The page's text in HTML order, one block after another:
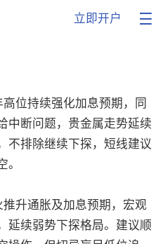
立即开户
位持续强化加息预期，同
中断问题，贵金属走势延续
不排除继续下探，短线建议
升通胀及加息预期，宏观
延续弱势下探格局。建议顺